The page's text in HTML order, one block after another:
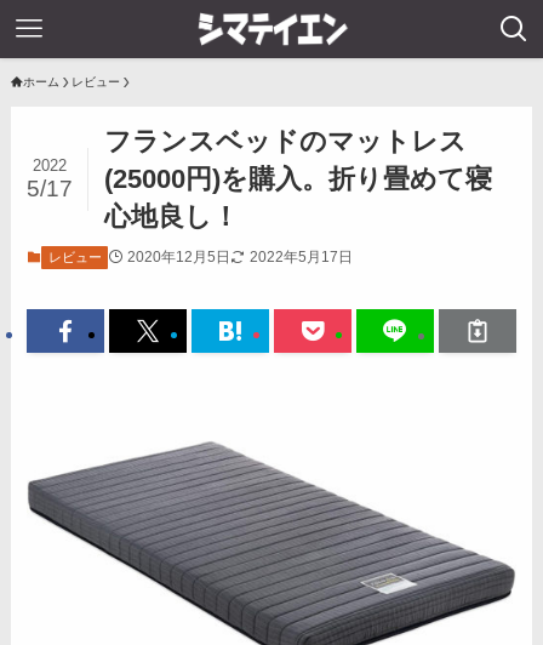
ホーム レビュー
フランスベッドのマットレス
(25000円)を購入。折り畳めて寝
心地良し！
2022
5/17
レビュー 2020年12月5日 2022年5月17日